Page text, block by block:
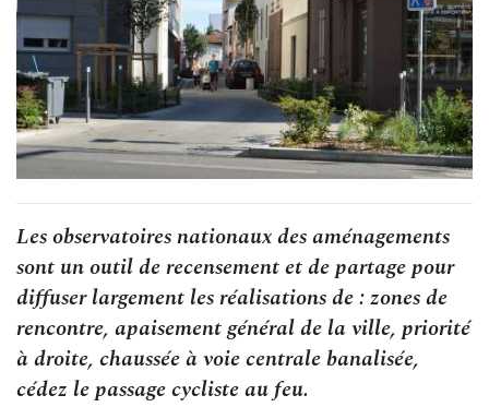
Les observatoires nationaux des aménagements
sont un outil de recensement et de partage pour
diffuser largement les réalisations de : zones de
rencontre, apaisement général de la ville, priorité
à droite, chaussée à voie centrale banalisée,
cédez le passage cycliste au feu.